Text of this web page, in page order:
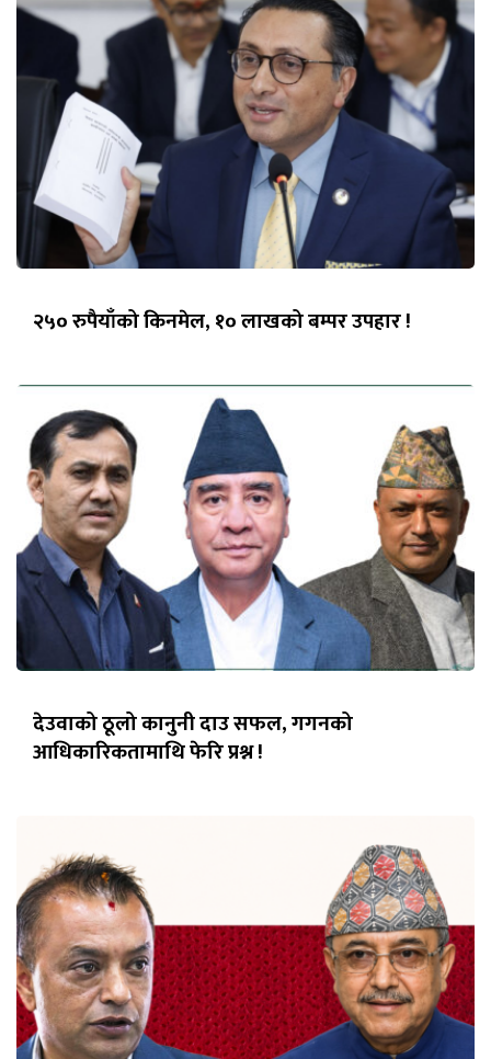
२५० रुपैयाँको किनमेल, १० लाखको बम्पर उपहार !
देउवाको ठूलो कानुनी दाउ सफल, गगनको
आधिकारिकतामाथि फेरि प्रश्न !